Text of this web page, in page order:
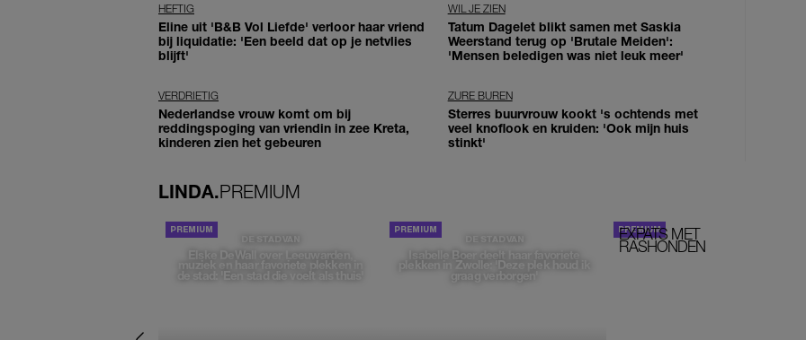
HEFTIG
Eline uit 'B&B Vol Liefde' verloor haar vriend
bij liquidatie: 'Een beeld dat op je netvlies
blijft'
WIL JE ZIEN
Tatum Dagelet blikt samen met Saskia
Weerstand terug op 'Brutale Meiden':
'Mensen beledigen was niet leuk meer'
VERDRIETIG
Nederlandse vrouw komt om bij
reddingspoging van vriendin in zee Kreta,
kinderen zien het gebeuren
ZURE BUREN
Sterres buurvrouw kookt 's ochtends met
veel knoflook en kruiden: 'Ook mijn huis
stinkt'
LINDA.PREMIUM
DE STAD VAN
Elske DeWall over Leeuwarden,
muziek en haar favoriete plekken in
de stad: 'Een stad die voelt als thuis'
DE STAD VAN
Isabelle Boer deelt haar favoriete
plekken in Zwolle: 'Deze plek houd ik
graag verborgen'
EXPATS MET
RASHONDEN